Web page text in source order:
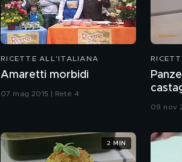
RICETTE ALL'ITALIANA
Amaretti morbidi
07 mag 2015 | Rete 4
09 nov
2 MIN